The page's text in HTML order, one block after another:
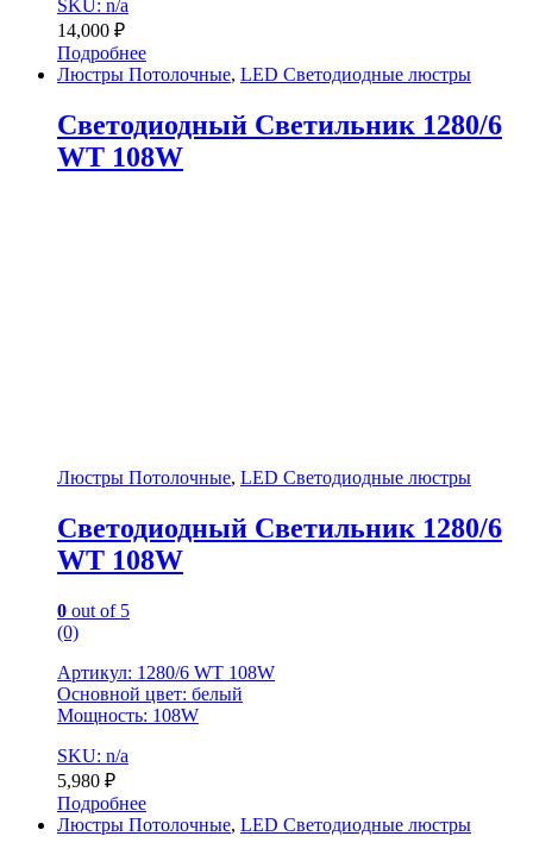
SKU: n/a
14,000 ₽
Подробнее
Люстры Потолочные, LED Светодиодные люстры
Светодиодный Светильник 1280/6
WT 108W
Люстры Потолочные, LED Светодиодные люстры
Светодиодный Светильник 1280/6
WT 108W
0 out of 5
(0)
Артикул: 1280/6 WT 108W
Основной цвет: белый
Мощность: 108W
SKU: n/a
5,980 ₽
Подробнее
Люстры Потолочные, LED Светодиодные люстры